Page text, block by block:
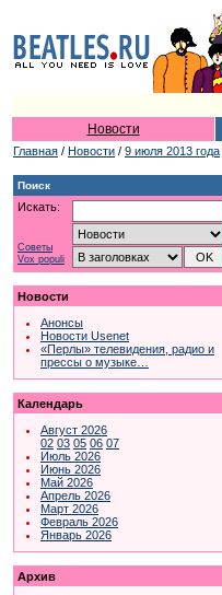
Новости
Главная / Новости / 9 июля 2013 года
Поиск
Искать:
Советы
Vox populi
Новости
Анонсы
Новости Usenet
«Перлы» телевидения, радио и
прессы о музыке…
Календарь
Август 2026
02 03 05 06 07
Июль 2026
Июнь 2026
Май 2026
Апрель 2026
Март 2026
Февраль 2026
Январь 2026
Архив